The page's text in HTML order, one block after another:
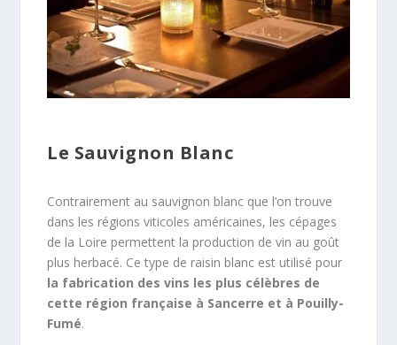
Le Sauvignon Blanc
Contrairement au sauvignon blanc que l’on trouve
dans les régions viticoles américaines, les cépages
de la Loire permettent la production de vin au goût
plus herbacé. Ce type de raisin blanc est utilisé pour
la fabrication des vins les plus célèbres de
cette région française à Sancerre et à Pouilly-
Fumé.